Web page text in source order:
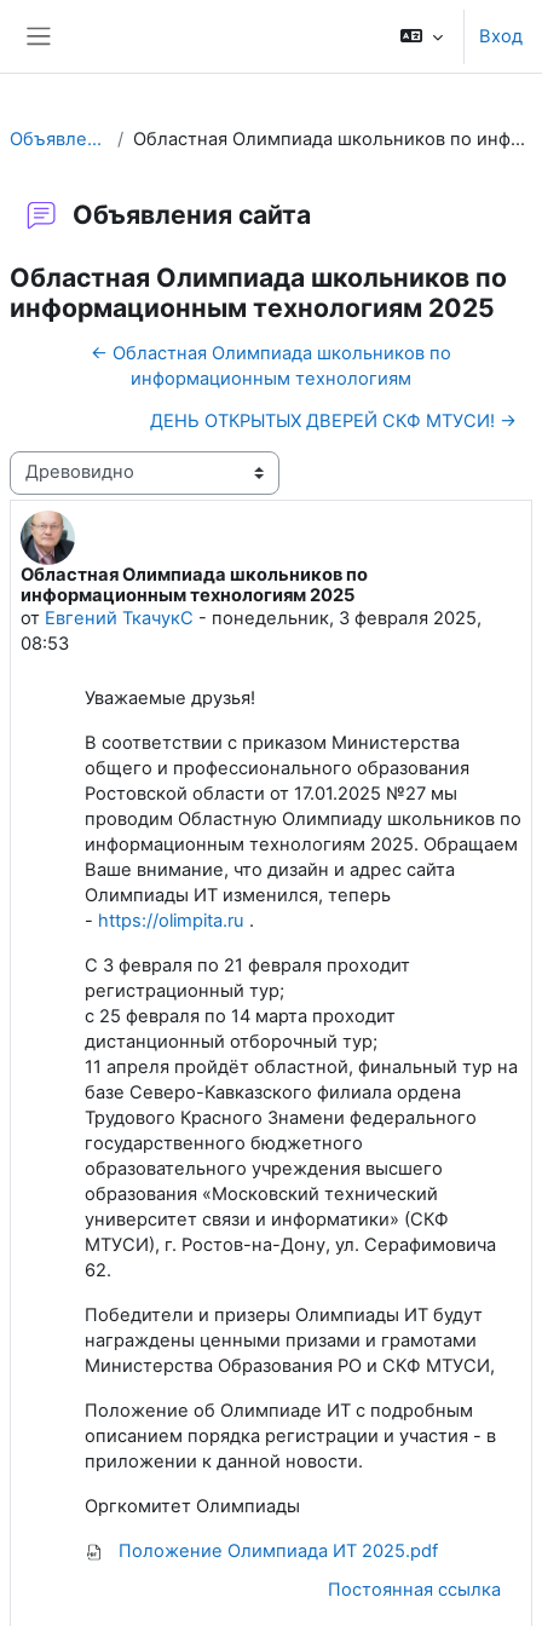
Вход
Объявления сайта Областная Олимпиада школьников по информационным технологиям 2025
Объявления сайта
Областная Олимпиада школьников по
информационным технологиям 2025
← Областная Олимпиада школьников по
информационным технологиям
ДЕНЬ ОТКРЫТЫХ ДВЕРЕЙ СКФ МТУСИ! →
Режим отображения
Областная Олимпиада школьников по
информационным технологиям 2025
от Евгений ТкачукС - понедельник, 3 февраля 2025,
08:53
Количество ответов: 0
Уважаемые друзья!
В соответствии с приказом Министерства
общего и профессионального образования
Ростовской области от 17.01.2025 №27 мы
проводим Областную Олимпиаду школьников по
информационным технологиям 2025. Обращаем
Ваше внимание, что дизайн и адрес сайта
Олимпиады ИТ изменился, теперь
- https://olimpita.ru .
С 3 февраля по 21 февраля проходит
регистрационный тур;
с 25 февраля по 14 марта проходит
дистанционный отборочный тур;
11 апреля пройдёт областной, финальный тур на
базе Северо-Кавказского филиала ордена
Трудового Красного Знамени федерального
государственного бюджетного
образовательного учреждения высшего
образования «Московский технический
университет связи и информатики» (СКФ
МТУСИ), г. Ростов-на-Дону, ул. Серафимовича
62.
Победители и призеры Олимпиады ИТ будут
награждены ценными призами и грамотами
Министерства Образования РО и СКФ МТУСИ,
Положение об Олимпиаде ИТ с подробным
описанием порядка регистрации и участия - в
приложении к данной новости.
Оргкомитет Олимпиады
Положение Олимпиада ИТ 2025.pdf
Постоянная ссылка